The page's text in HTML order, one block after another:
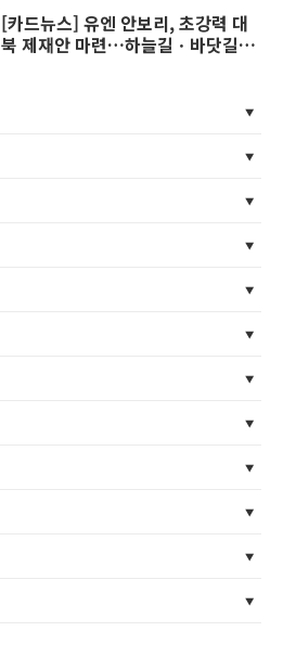
[카드뉴스] 유엔 안보리, 초강력 대
북 제재안 마련…하늘길ㆍ바닷길 모